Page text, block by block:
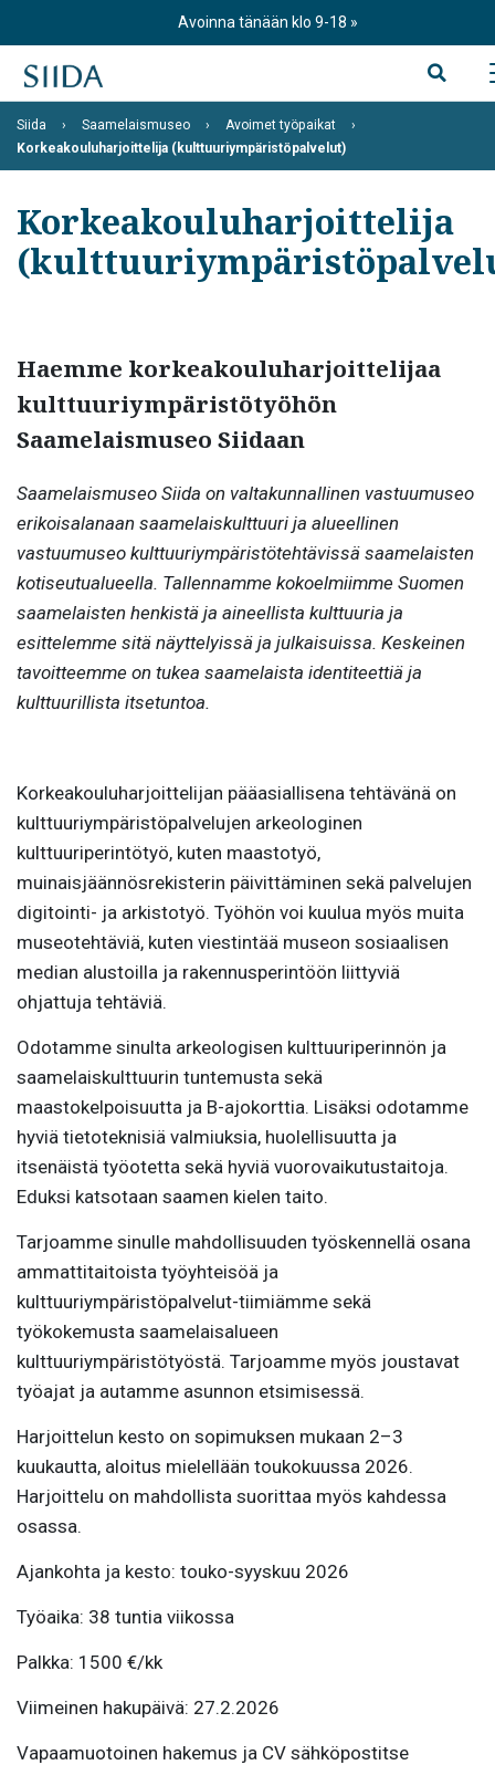
Avoinna tänään klo 9-18
Siida Saamelaismuseo
Avoimet työpaikat
Korkeakouluharjoittelija (kulttuuriympäristöpalvelut)
Korkeakouluharjoittelija
Haemme korkeakouluharjoittelijaa
kulttuuriympäristötyöhön
Saamelaismuseo Siidaan
Saamelaismuseo Siida on valtakunnallinen vastuumuseo
erikoisalanaan saamelaiskulttuuri ja alueellinen
vastuumuseo kulttuuriympäristötehtävissä saamelaisten
kotiseutualueella. Tallennamme kokoelmiimme Suomen
saamelaisten henkistä ja aineellista kulttuuria ja
esittelemme sitä näyttelyissä ja julkaisuissa. Keskeinen
tavoitteemme on tukea saamelaista identiteettiä ja
kulttuurillista itsetuntoa.
Korkeakouluharjoittelijan pääasiallisena tehtävänä on
kulttuuriympäristöpalvelujen arkeologinen
kulttuuriperintötyö, kuten maastotyö,
muinaisjäännösrekisterin päivittäminen sekä palvelujen
digitointi- ja arkistotyö. Työhön voi kuulua myös muita
museotehtäviä, kuten viestintää museon sosiaalisen
median alustoilla ja rakennusperintöön liittyviä
ohjattuja tehtäviä.
Odotamme sinulta arkeologisen kulttuuriperinnön ja
saamelaiskulttuurin tuntemusta sekä
maastokelpoisuutta ja B-ajokorttia. Lisäksi odotamme
hyviä tietoteknisiä valmiuksia, huolellisuutta ja
itsenäistä työotetta sekä hyviä vuorovaikutustaitoja.
Eduksi katsotaan saamen kielen taito.
Tarjoamme sinulle mahdollisuuden työskennellä osana
ammattitaitoista työyhteisöä ja
kulttuuriympäristöpalvelut-tiimiämme sekä
työkokemusta saamelaisalueen
kulttuuriympäristötyöstä. Tarjoamme myös joustavat
työajat ja autamme asunnon etsimisessä.
Harjoittelun kesto on sopimuksen mukaan 2–3
kuukautta, aloitus mielellään toukokuussa 2026.
Harjoittelu on mahdollista suorittaa myös kahdessa
osassa.
Ajankohta ja kesto: touko-syyskuu 2026
Työaika: 38 tuntia viikossa
Palkka: 1500 €/kk
Viimeinen hakupäivä: 27.2.2026
Vapaamuotoinen hakemus ja CV sähköpostitse